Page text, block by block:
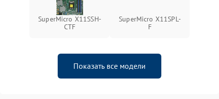
SuperMicro X11SSH-
CTF
SuperMicro X11SPL-
F
Показать все модели